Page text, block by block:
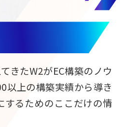
構築
/定期通販
構築
事例
立ち情報
ース
きたW2がEC構築のノウ
以上の構築実績から導き
するためのここだけの情